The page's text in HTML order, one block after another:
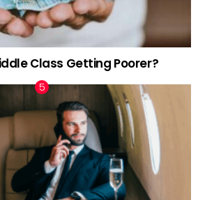
Class Getting Poorer?